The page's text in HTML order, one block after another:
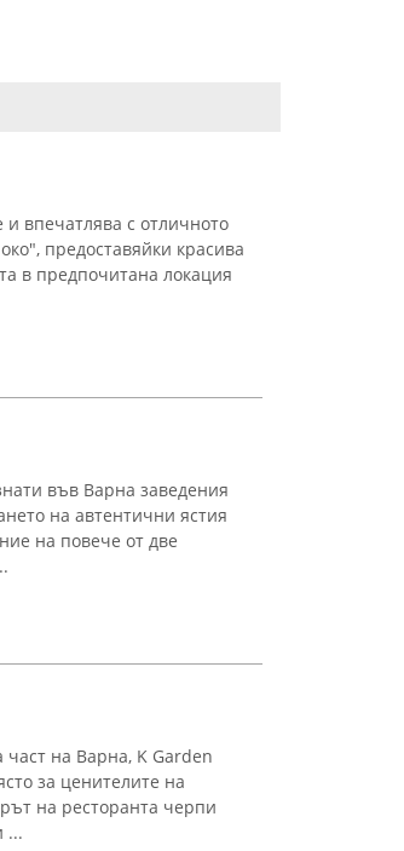
впечатлява с отличното
предоставяйки красива
в предпочитана локация
във Варна заведения
на автентични ястия
на повече от две
на Варна, K Garden
за ценителите на
на ресторанта черпи
...